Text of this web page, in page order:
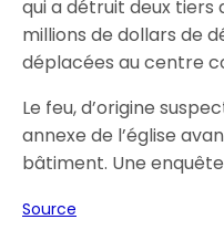
qui a détruit deux
millions de dollars de
déplacées au centre
Le feu, d’origine
annexe de l’église
bâtiment. Une
Source